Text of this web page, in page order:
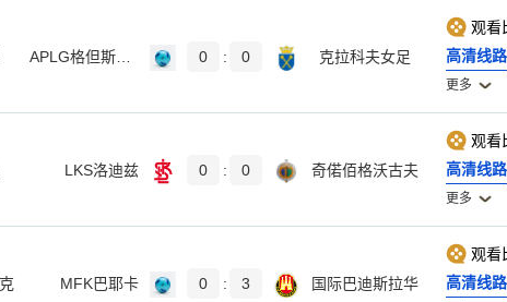
0 : 0 克拉科夫女足
观看
高清线路
更多
LKS洛迪兹 0 : 0 奇偌佰格沃古夫
观看
高清线路
更多
MFK巴耶卡 0 : 3 国际巴迪斯拉华
观看
高清线路